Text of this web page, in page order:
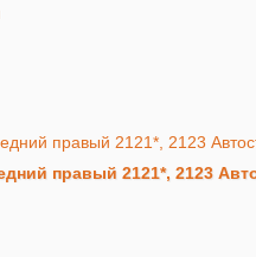
правый 2121*, 2123